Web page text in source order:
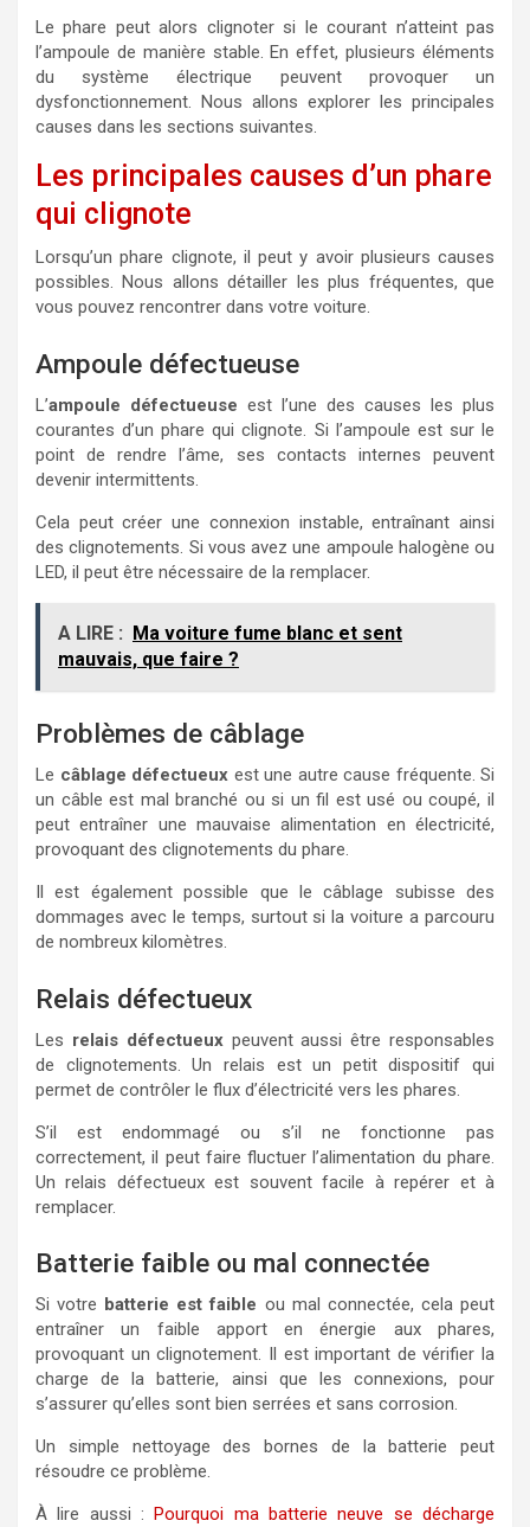
Le phare peut alors clignoter si le courant n’atteint pas
l’ampoule de manière stable. En effet, plusieurs éléments
du système électrique peuvent provoquer un
dysfonctionnement. Nous allons explorer les principales
causes dans les sections suivantes.
Les principales causes d’un phare
qui clignote
Lorsqu’un phare clignote, il peut y avoir plusieurs causes
possibles. Nous allons détailler les plus fréquentes, que
vous pouvez rencontrer dans votre voiture.
Ampoule défectueuse
L’ampoule défectueuse est l’une des causes les plus
courantes d’un phare qui clignote. Si l’ampoule est sur le
point de rendre l’âme, ses contacts internes peuvent
devenir intermittents.
Cela peut créer une connexion instable, entraînant ainsi
des clignotements. Si vous avez une ampoule halogène ou
LED, il peut être nécessaire de la remplacer.
A LIRE : Ma voiture fume blanc et sent
mauvais, que faire ?
Problèmes de câblage
Le câblage défectueux est une autre cause fréquente. Si
un câble est mal branché ou si un fil est usé ou coupé, il
peut entraîner une mauvaise alimentation en électricité,
provoquant des clignotements du phare.
Il est également possible que le câblage subisse des
dommages avec le temps, surtout si la voiture a parcouru
de nombreux kilomètres.
Relais défectueux
Les relais défectueuxpeuvent aussi être responsables
de clignotements. Un relais est un petit dispositif qui
permet de contrôler le flux d’électricité vers les phares.
S’il est endommagé ou s’il ne fonctionne pas
correctement, il peut faire fluctuer l’alimentation du phare.
Un relais défectueux est souvent facile à repérer et à
remplacer.
Batterie faible ou mal connectée
Si votre batterie est faible ou mal connectée, cela peut
entraîner un faible apport en énergie aux phares,
provoquant un clignotement. Il est important de vérifier la
charge de la batterie, ainsi que les connexions, pour
s’assurer qu’elles sont bien serrées et sans corrosion.
Un simple nettoyage des bornes de la batterie peut
résoudre ce problème.
À lire aussi :Pourquoi ma batterie neuve se décharge